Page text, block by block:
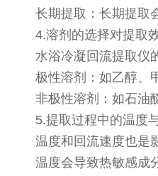
长期提取：长期提取
4.溶剂的选择对提取
水浴冷凝回流提取仪
极性溶剂：如乙醇、
非极性溶剂：如石油
5.提取过程中的温度
温度和回流速度也是
温度会导致热敏感成